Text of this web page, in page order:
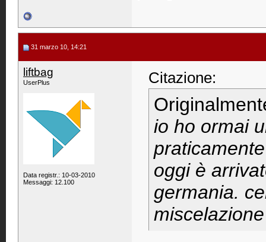
31 marzo 10, 14:21
liftbag
UserPlus
Data registr.: 10-03-2010
Messaggi: 12.100
Citazione:
io ho ormai
oggi è
germania.